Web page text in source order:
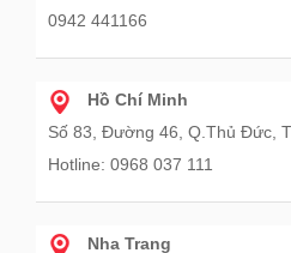
0942 441166
Hồ Chí Minh
Số 83, Đường 46, Q.Thủ Đức,
Hotline: 0968 037 111
Nha Trang